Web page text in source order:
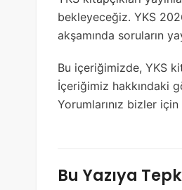
bekleyeceğiz. YKS
akşamında soruların
Bu içeriğimizde, YKS
İçeriğimiz hakkındaki
Yorumlarınız bizler
Bu Yazıya